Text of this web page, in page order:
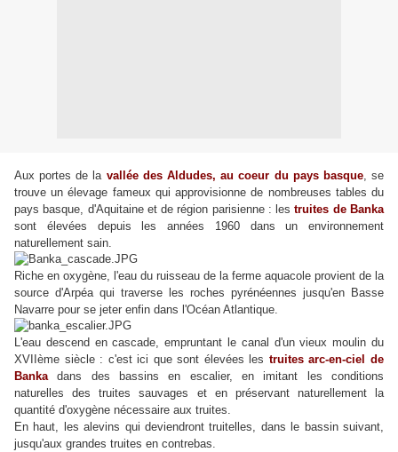
Aux portes de la vallée des Aldudes, au coeur du pays basque, se
trouve un élevage fameux qui approvisionne de nombreuses tables du
pays basque, d'Aquitaine et de région parisienne : lestruites de Banka
sont élevées depuis les années 1960 dans un environnement
naturellement sain.
Riche en oxygène, l'eau du ruisseau de la ferme aquacole provient de la
source d'Arpéa qui traverse les roches pyrénéennes jusqu'en Basse
Navarre pour se jeter enfin dans l'Océan Atlantique.
L'eau descend en cascade, empruntant le canal d'un vieux moulin du
XVIIème siècle : c'est ici que sont élevées les truites arc-en-ciel de
Bankadans des bassins en escalier, en imitant les conditions
naturelles des truites sauvages et en préservant naturellement la
quantité d'oxygène nécessaire aux truites.
En haut, les alevins qui deviendront truitelles, dans le bassin suivant,
jusqu'aux grandes truites en contrebas.